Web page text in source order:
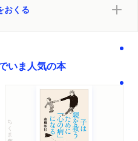
針―田川建三『キリスト教思想
義彦『社会認識の歩み』
ても切れぬ関係―井筒俊彦『イ
りとゆたかな「小著」―武者
水先案内―辻惟雄『奇想の系
おくる
いま人気の本
ちくま文庫